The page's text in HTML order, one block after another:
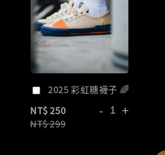
2025 彩虹糖襪子 🌈
NT$ 250
NT$ 299
- +